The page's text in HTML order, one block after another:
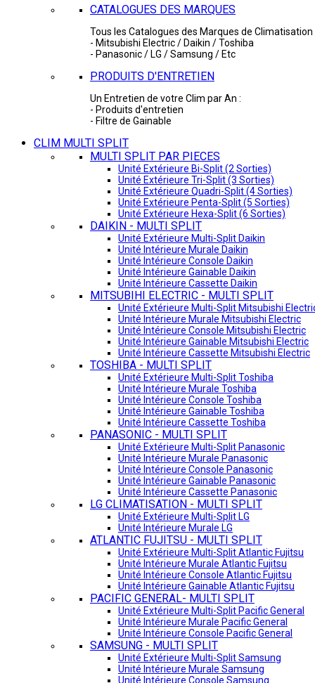
CATALOGUES DES MARQUES
Tous les Catalogues des Marques de Climatisation
- Mitsubishi Electric / Daikin / Toshiba
- Panasonic / LG / Samsung / Etc
PRODUITS D'ENTRETIEN
Un Entretien de votre Clim par An :
- Produits d'entretien
- Filtre de Gainable
CLIM MULTI SPLIT
MULTI SPLIT PAR PIECES
Unité Extérieure Bi-Split (2 Sorties)
Unité Extérieure Tri-Split (3 Sorties)
Unité Extérieure Quadri-Split (4 Sorties)
Unité Extérieure Penta-Split (5 Sorties)
Unité Extérieure Hexa-Split (6 Sorties)
DAIKIN - MULTI SPLIT
Unité Extérieure Multi-Split Daikin
Unité Intérieure Murale Daikin
Unité Intérieure Console Daikin
Unité Intérieure Gainable Daikin
Unité Intérieure Cassette Daikin
MITSUBIHI ELECTRIC - MULTI SPLIT
Unité Extérieure Multi-Split Mitsubishi
Unité Intérieure Murale Mitsubishi Electric
Unité Intérieure Console Mitsubishi Electric
Unité Intérieure Gainable Mitsubishi Electric
Unité Intérieure Cassette Mitsubishi Electric
TOSHIBA - MULTI SPLIT
Unité Extérieure Multi-Split Toshiba
Unité Intérieure Murale Toshiba
Unité Intérieure Console Toshiba
Unité Intérieure Gainable Toshiba
Unité Intérieure Cassette Toshiba
PANASONIC - MULTI SPLIT
Unité Extérieure Multi-Split Panasonic
Unité Intérieure Murale Panasonic
Unité Intérieure Console Panasonic
Unité Intérieure Gainable Panasonic
Unité Intérieure Cassette Panasonic
LG CLIMATISATION - MULTI SPLIT
Unité Extérieure Multi-Split LG
Unité Intérieure Murale LG
ATLANTIC FUJITSU - MULTI SPLIT
Unité Extérieure Multi-Split Atlantic Fujitsu
Unité Intérieure Murale Atlantic Fujitsu
Unité Intérieure Console Atlantic Fujitsu
Unité Intérieure Gainable Atlantic Fujitsu
PACIFIC GENERAL- MULTI SPLIT
Unité Extérieure Multi-Split Pacific General
Unité Intérieure Murale Pacific General
Unité Intérieure Console Pacific General
SAMSUNG - MULTI SPLIT
Unité Extérieure Multi-Split Samsung
Unité Intérieure Murale Samsung
Unité Intérieure Console Samsung